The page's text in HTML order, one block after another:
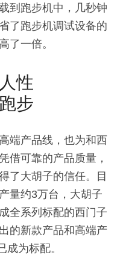
到跑步机中，几秒钟
了跑步机调试设备的
了一倍。
性
步
端产品线，也为和西
借可靠的产品质量，
了大胡子的信任。目
量约3万台，大胡子
全系列标配的西门子
的新款产品和高端产
成为标配。